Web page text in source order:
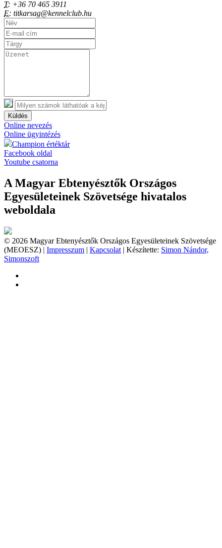
T: +36 70 465 3911
E: titkarsag@kennelclub.hu
Küldés
Online nevezés
Online ügyintézés
Champion értéktár
Facebook oldal
Youtube csatorna
A Magyar Ebtenyésztők Országos
Egyesületeinek Szövetsége hivatalos
weboldala
© 2026 Magyar Ebtenyésztők Országos Egyesületeinek Szövetsége
(MEOESZ) | Impresszum | Kapcsolat | Készítette: Simon Nándor,
Simonszoft